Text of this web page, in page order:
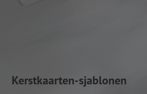
Kerstkaarten-sjablonen